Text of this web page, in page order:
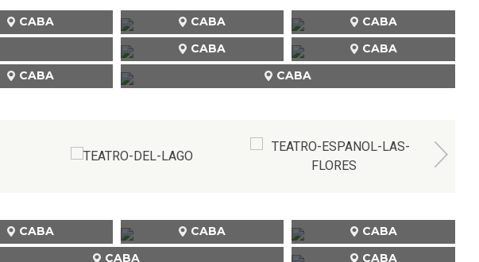
CABA CABA
CABA
CABA
CABA
CABA CABA
CABA CABA
CABA
CABA CABA